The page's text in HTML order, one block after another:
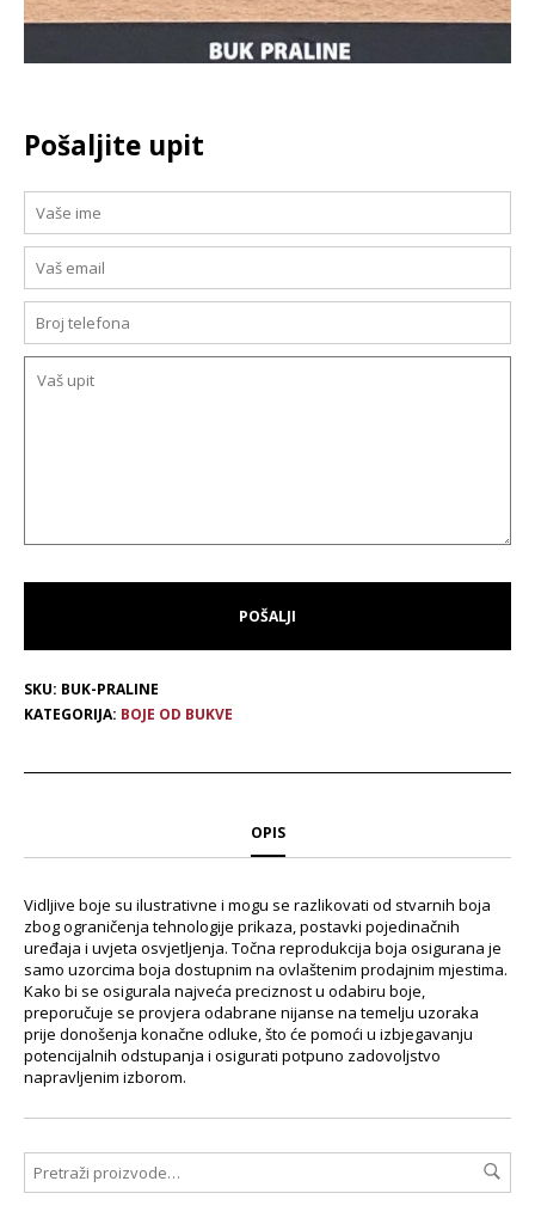
Pošaljite upit
SKU: BUK-PRALINE
KATEGORIJA: BOJE OD BUKVE
OPIS
Vidljive boje su ilustrativne i mogu se razlikovati od stvarnih boja
zbog ograničenja tehnologije prikaza, postavki pojedinačnih
uređaja i uvjeta osvjetljenja. Točna reprodukcija boja osigurana je
samo uzorcima boja dostupnim na ovlaštenim prodajnim mjestima.
Kako bi se osigurala najveća preciznost u odabiru boje,
preporučuje se provjera odabrane nijanse na temelju uzoraka
prije donošenja konačne odluke, što će pomoći u izbjegavanju
potencijalnih odstupanja i osigurati potpuno zadovoljstvo
napravljenim izborom.